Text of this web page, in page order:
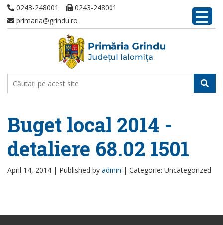
0243-248001
0243-248001
primaria@grindu.ro
Buget local 2014 -
detaliere 68.02 1501
April 14, 2014 | Published by admin | Categorie: Uncategorized